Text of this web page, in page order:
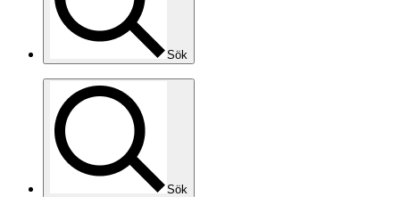
Sök
Sök